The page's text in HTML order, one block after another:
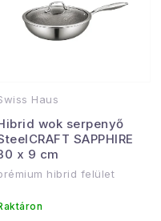
k
r
e
Haus
wok serpenyő
SAPPHIRE
x 9 cm
hibrid felület